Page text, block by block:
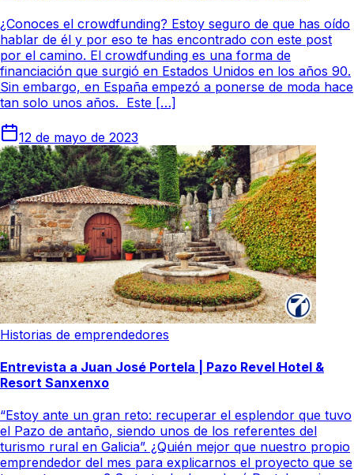
¿Conoces el crowdfunding? Estoy seguro de que has oído
hablar de él y por eso te has encontrado con este post
por el camino. El crowdfunding es una forma de
financiación que surgió en Estados Unidos en los años 90.
Sin embargo, en España empezó a ponerse de moda hace
tan solo unos años. Este […]
12 de mayo de 2023
Historias de emprendedores
Entrevista a Juan José Portela | Pazo Revel Hotel &
Resort Sanxenxo
“Estoy ante un gran reto: recuperar el esplendor que tuvo
el Pazo de antaño, siendo unos de los referentes del
turismo rural en Galicia”. ¿Quién mejor que nuestro propio
emprendedor del mes para explicarnos el proyecto que se